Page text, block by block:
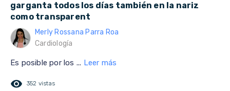
garganta todos los días también en la nariz
como transparent
Merly Rossana Parra Roa
Cardiología
Es posible por los ... Leer más
remove_red_eye 352 vistas